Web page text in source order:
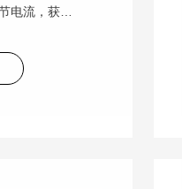
的全光谱波形。